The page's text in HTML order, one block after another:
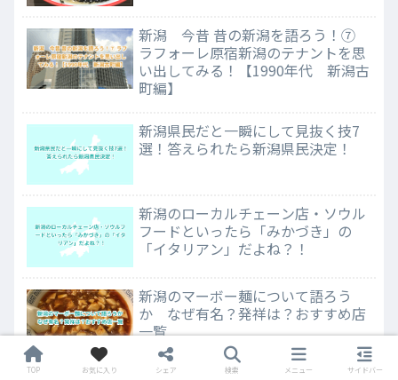
新潟 今昔 昔の新潟を語ろう！⑦
ラフォーレ原宿新潟のテナントを思
い出してみる！【1990年代 新潟古
町編】
新潟県民だと一瞬にして見抜く技7
選！答えられたら新潟県民決定！
新潟のローカルチェーン店・ソウル
フードといったら「みかづき」の
「イタリアン」だよね？！
新潟のマーボー麺について語ろう
か なぜ有名？発祥は？おすすめ店
一覧
TOP お気に入り シェア 検索 メニュー サイドバー